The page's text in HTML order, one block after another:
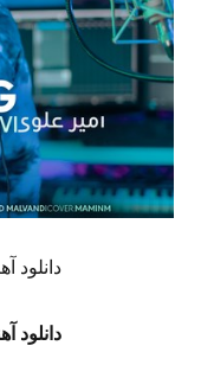
دانلود
دانلود